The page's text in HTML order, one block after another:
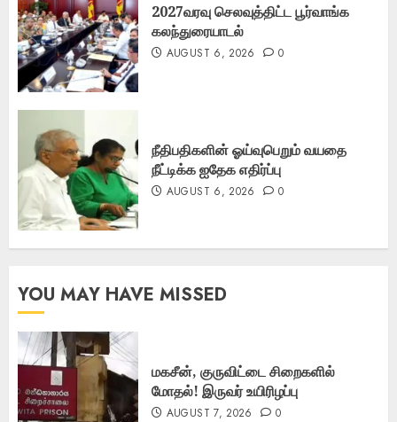
2027வரவு செலவுத்திட்ட பூர்வாங்க
கலந்துரையாடல்
AUGUST 6, 2026 0
நீதிபதிகளின் ஓய்வுபெறும் வயதை
நீட்டிக்க ஐதேக எதிர்ப்பு
AUGUST 6, 2026 0
YOU MAY HAVE MISSED
மகசீன், குருவிட்டை சிறைகளில்
மோதல்! இருவர் உயிரிழப்பு
AUGUST 7, 2026 0